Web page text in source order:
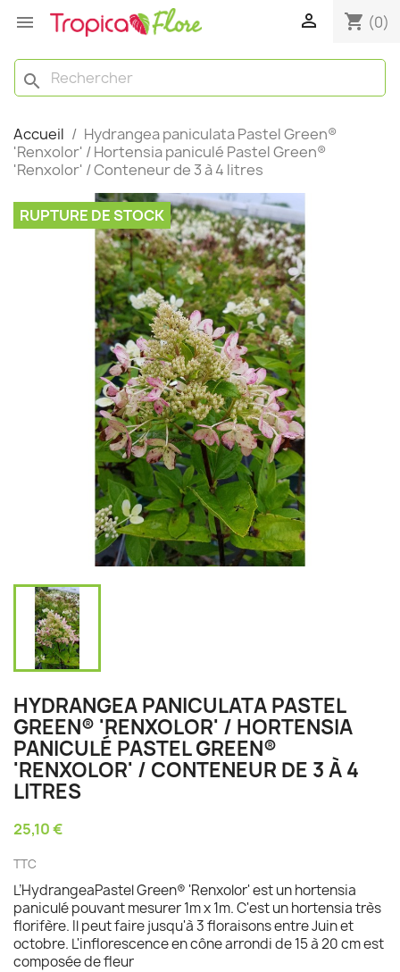
  shopping_cart (0)
search
Accueil
Hydrangea paniculata Pastel Green®
'Renxolor' / Hortensia paniculé Pastel Green®
'Renxolor' / Conteneur de 3 à 4 litres
RUPTURE DE STOCK
HYDRANGEA PANICULATA PASTEL
GREEN® 'RENXOLOR' / HORTENSIA
PANICULÉ PASTEL GREEN®
'RENXOLOR' / CONTENEUR DE 3 À 4
LITRES
25,10 €
TTC
L’HydrangeaPastel Green® 'Renxolor' est un hortensia
paniculé pouvant mesurer 1m x 1m. C'est un hortensia très
florifère. Il peut faire jusqu'à 3 floraisons entre Juin et
octobre. L'inflorescence en cône arrondi de 15 à 20 cm est
composée de fleur